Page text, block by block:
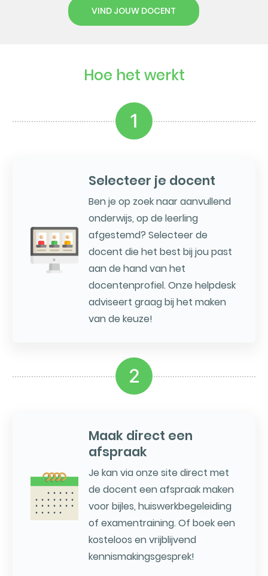
VIND JOUW DOCENT
Hoe het werkt
1
Selecteer je docent
Ben je op zoek naar aanvullend
onderwijs, op de leerling
afgestemd? Selecteer de
docent die het best bij jou past
aan de hand van het
docentenprofiel. Onze helpdesk
adviseert graag bij het maken
van de keuze!
2
Maak direct een
afspraak
Je kan via onze site direct met
de docent een afspraak maken
voor bijles, huiswerkbegeleiding
of examentraining. Of boek een
kosteloos en vrijblijvend
kennismakingsgesprek!